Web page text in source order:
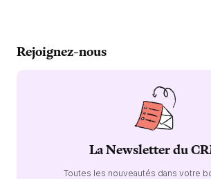
Rejoignez-nous
La Newsletter du
Toutes les nouveautés dans votre